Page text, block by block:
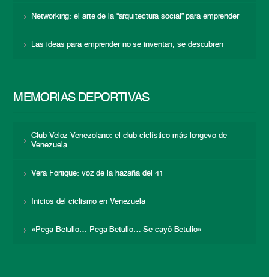
Networking: el arte de la “arquitectura social” para emprender
Las ideas para emprender no se inventan, se descubren
MEMORIAS DEPORTIVAS
Club Veloz Venezolano: el club ciclístico más longevo de
Venezuela
Vera Fortique: voz de la hazaña del 41
Inicios del ciclismo en Venezuela
«Pega Betulio… Pega Betulio… Se cayó Betulio»